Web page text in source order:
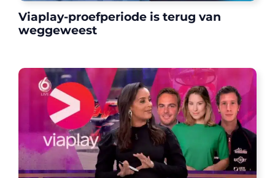
Viaplay-proefperiode is terug van
weggeweest